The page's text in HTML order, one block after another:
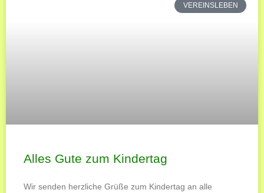
VEREINSLEBEN
Alles Gute zum Kindertag
Wir senden herzliche Grüße zum Kindertag an alle